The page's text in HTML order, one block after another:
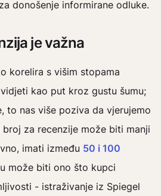
donošenje informirane odluke.
je važna
korelira s višim stopama
kao put kroz gustu šumu;
to nas više poziva da vjerujemo
za recenzije može biti manji
imati između 50 i 100
može biti ono što kupci
- istraživanje iz Spiegel